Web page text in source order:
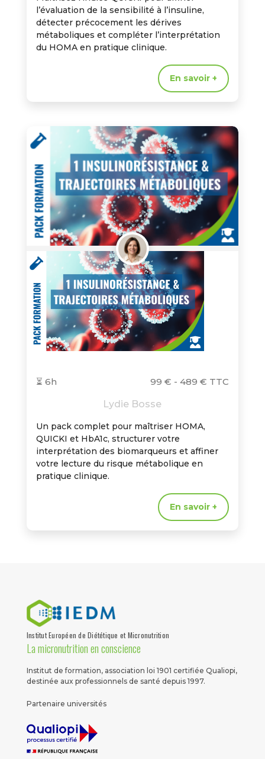
l’évaluation de la sensibilité à l’insuline,
détecter précocement les dérives
métaboliques et compléter l’interprétation
du HOMA en pratique clinique.
En savoir +
⏳ 6h
99 € - 489 € TTC
Lydie Bosse
Un pack complet pour maîtriser HOMA,
QUICKI et HbA1c, structurer votre
interprétation des biomarqueurs et affiner
votre lecture du risque métabolique en
pratique clinique.
En savoir +
Institut Européen de Diététique et Micronutrition
La micronutrition en conscience
Institut de formation, association loi 1901 certifiée Qualiopi,
destinée aux professionnels de santé depuis 1997.
Partenaire universités